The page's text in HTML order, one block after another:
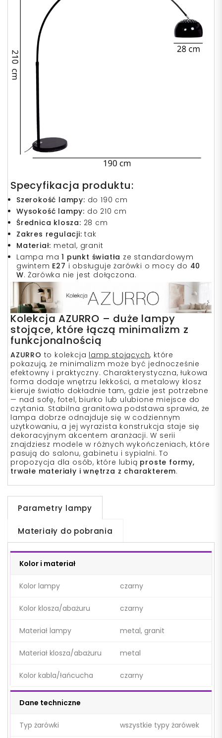
Specyfikacja produktu:
Szerokość lampy: do 190 cm
Wysokość lampy: do 210 cm
Średnica klosza: 28 cm
Zakres regulacji: tak
Materiał: metal, granit
Lampa ma1 punkt światła ze standardowym
gwintem E27 i obsługuje żarówki o mocy do 40
W. Żarówka nie jest dołączona.
Kolekcja AZURRO – duże lampy
stojące, które łączą minimalizm z
funkcjonalnością
AZURRO to kolekcja lamp stojących, które
pokazują, że minimalizm może być jednocześnie
efektowny i praktyczny. Charakterystyczna, łukowa
forma dodaje wnętrzu lekkości, a metalowy klosz
kieruje światło dokładnie tam, gdzie jest potrzebne
— nad sofę, fotel, biurko lub ulubione miejsce do
czytania. Stabilna granitowa podstawa sprawia, że
lampa dobrze odnajduje się w codziennym
użytkowaniu, a jej wyrazista konstrukcja staje się
dekoracyjnym akcentem aranżacji. W serii
znajdziesz modele w różnych wykończeniach, które
pasują do salonu, gabinetu i sypialni. To
propozycja dla osób, które lubią proste formy,
trwałe materiały i wnętrza z charakterem.
Parametry lampy
Materiały do pobrania
Kolor i materiał
Kolor lampy czarny
Kolor klosza/abażuru czarny
Materiał lampy metal, granit
Materiał klosza/abażuru metal
Kolor kabla/łańcucha czarny
Dane techniczne
Typ żarówki wszystkie typy żarówek